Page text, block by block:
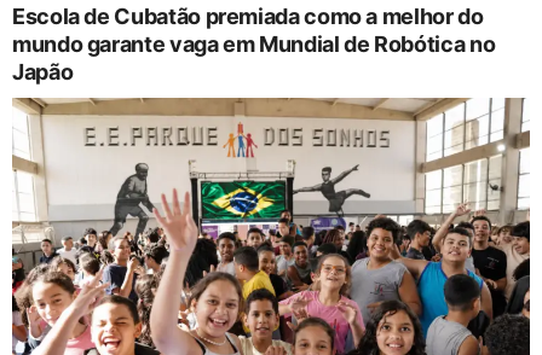
Escola de Cubatão premiada como a melhor do
mundo garante vaga em Mundial de Robótica no
Japão